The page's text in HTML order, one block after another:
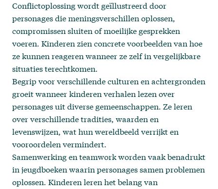
Conflictoplossing wordt geïllustreerd door
personages die meningsverschillen oplossen,
compromissen sluiten of moeilijke gesprekken
voeren. Kinderen zien concrete voorbeelden van hoe
ze kunnen reageren wanneer ze zelf in vergelijkbare
situaties terechtkomen.
Begrip voor verschillende culturen en achtergronden
groeit wanneer kinderen verhalen lezen over
personages uit diverse gemeenschappen. Ze leren
over verschillende tradities, waarden en
levenswijzen, wat hun wereldbeeld verrijkt en
vooroordelen vermindert.
Samenwerking en teamwork worden vaak benadrukt
in jeugdboeken waarin personages samen problemen
oplossen. Kinderen leren het belang van